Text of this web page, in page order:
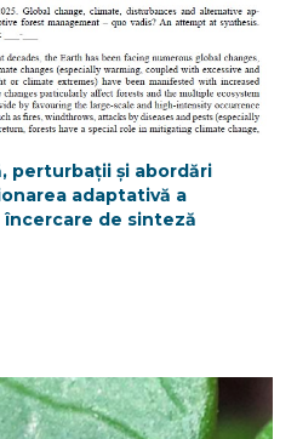
perturbații și abordări
adaptativă a
încercare de sinteză